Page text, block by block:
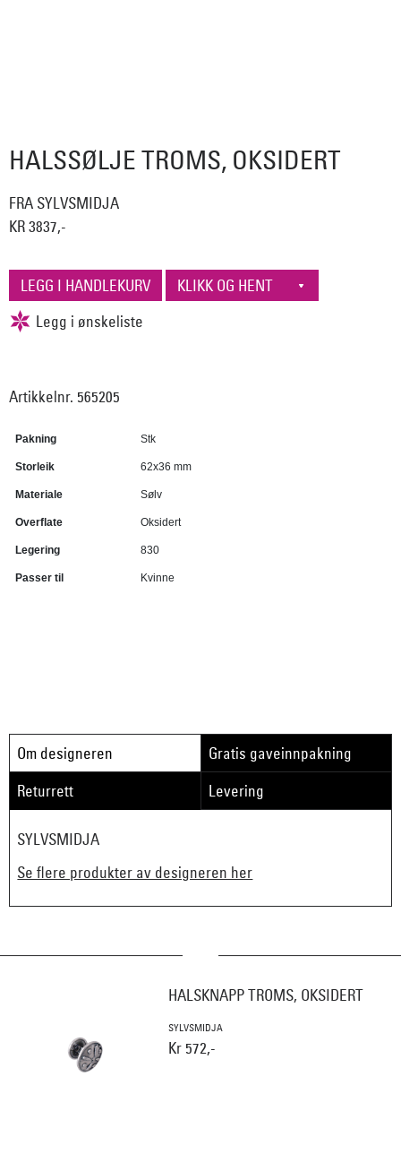
HALSSØLJE TROMS, OKSIDERT
FRA SYLVSMIDJA
KR 3837,-
Artikkelnr. 565205
Pakning Stk
Storleik 62x36 mm
Materiale Sølv
Overflate Oksidert
Legering 830
Passer til Kvinne
Om designeren
Gratis gaveinnpakning
Returrett
Levering
SYLVSMIDJA
Se flere produkter av designeren her
HALSKNAPP TROMS, OKSIDERT
SYLVSMIDJA
Kr 572,-